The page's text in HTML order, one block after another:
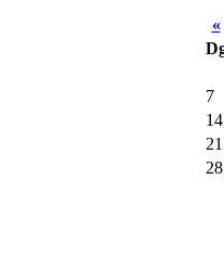
«
7
14
21
28